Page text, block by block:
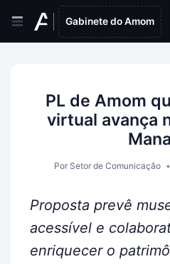
Gabinete do Amom
PL de Amom
virtual avança
Por Setor de Comunicação
Proposta prevê
acessível e
enriquecer o